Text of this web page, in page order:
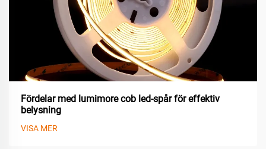
Fördelar med lumimore cob led-spår för effektiv
belysning
VISA MER